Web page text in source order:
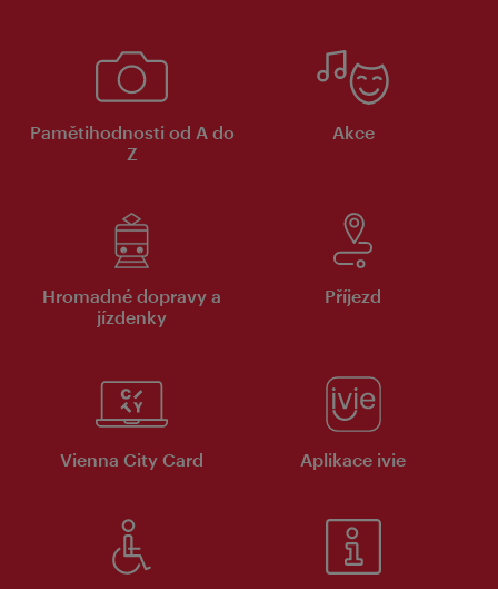
Pamětihodnosti od A do
Z
Akce
Hromadné dopravy a
jízdenky
Příjezd
Vienna City Card Aplikace ivie